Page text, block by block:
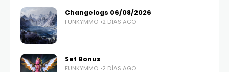
Changelogs 06/08/2026
FUNKYMMO 2 DÍAS AGO
Set Bonus
FUNKYMMO 2 DÍAS AGO